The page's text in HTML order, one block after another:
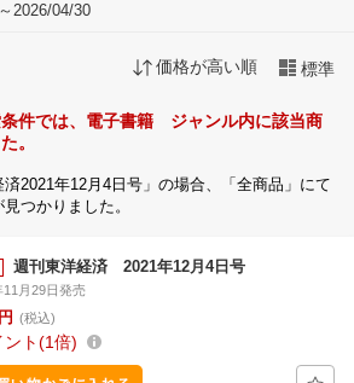
2026/04/30
価格が高い順 標準
件では、電子書籍 ジャンル内に該当商
。
2021年12月4日号」の場合、「全商品」にて
つかりました。
週刊東洋経済 2021年12月4日号
11月29日発売
円 (税込)
ント 1倍